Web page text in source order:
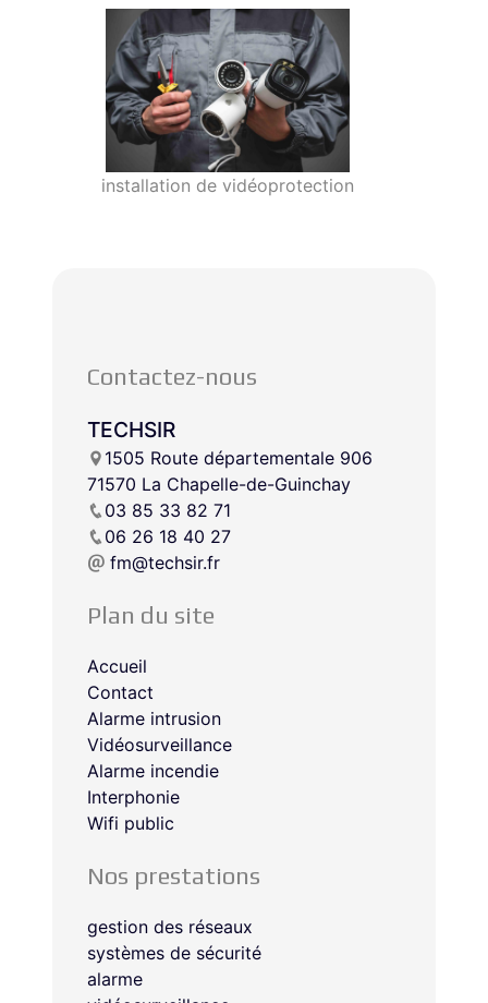
installation de vidéoprotection
Contactez-nous
TECHSIR
1505 Route départementale 906
71570 La Chapelle-de-Guinchay
03 85 33 82 71
06 26 18 40 27
fm@techsir.fr
Plan du site
Accueil
Contact
Alarme intrusion
Vidéosurveillance
Alarme incendie
Interphonie
Wifi public
Nos prestations
gestion des réseaux
systèmes de sécurité
alarme